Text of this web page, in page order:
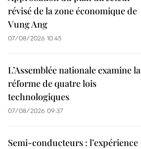
révisé de la zone économique de
Vung Ang
07/08/2026 10:45
L’Assemblée nationale examine la
réforme de quatre lois
technologiques
07/08/2026 09:37
Semi-conducteurs : l’expérience